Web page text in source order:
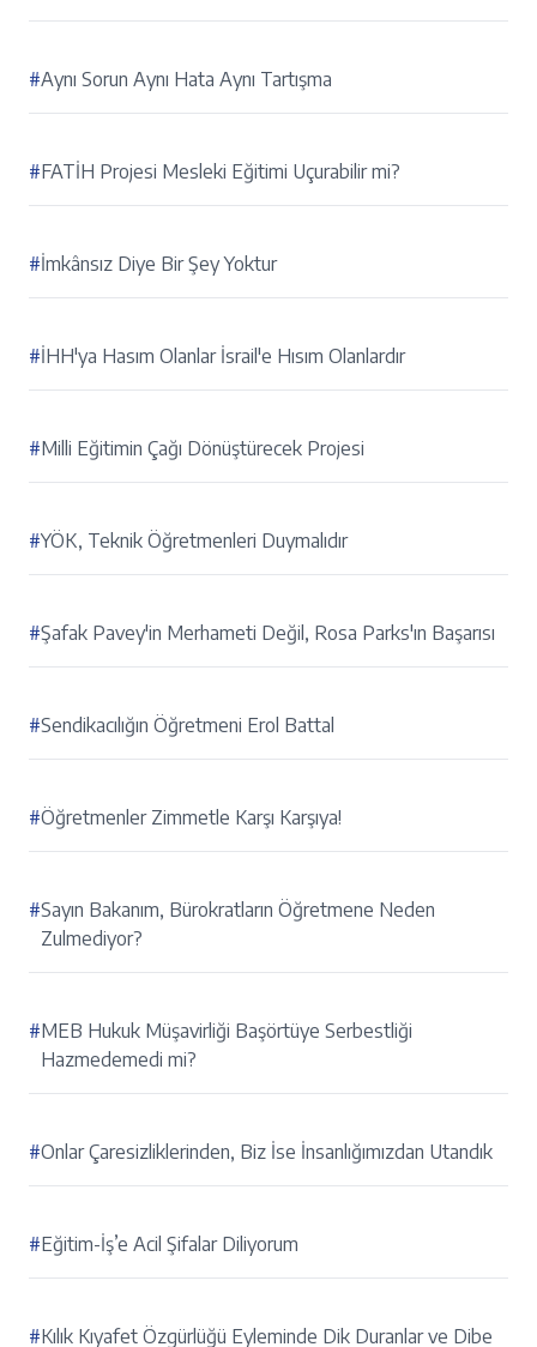
#Aynı Sorun Aynı Hata Aynı Tartışma
#FATİH Projesi Mesleki Eğitimi Uçurabilir mi?
#İmkânsız Diye Bir Şey Yoktur
#İHH'ya Hasım Olanlar İsrail'e Hısım Olanlardır
#Milli Eğitimin Çağı Dönüştürecek Projesi
#YÖK, Teknik Öğretmenleri Duymalıdır
#Şafak Pavey'in Merhameti Değil, Rosa Parks'ın Başarısı
#Sendikacılığın Öğretmeni Erol Battal
#Öğretmenler Zimmetle Karşı Karşıya!
#Sayın Bakanım, Bürokratların Öğretmene Neden
Zulmediyor?
#MEB Hukuk Müşavirliği Başörtüye Serbestliği
Hazmedemedi mi?
#Onlar Çaresizliklerinden, Biz İse İnsanlığımızdan Utandık
#Eğitim-İş’e Acil Şifalar Diliyorum
#Kılık Kıyafet Özgürlüğü Eyleminde Dik Duranlar ve Dibe